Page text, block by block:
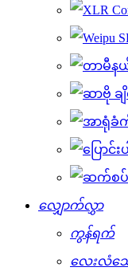
လျှောက်လွှာ
ကွန်ရက်
လေးလံသေ